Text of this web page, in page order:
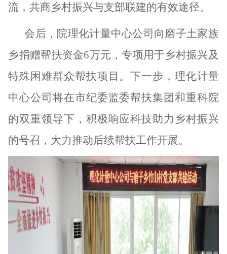
流，共商乡村振兴与支部联建的有效途径。
会后，院理化计量中心公司向磨子土家族
乡捐赠帮扶资金6万元，专项用于乡村振兴及
特殊困难群众帮扶项目。下一步，理化计量
中心公司将在市纪委监委帮扶集团和重科院
的双重领导下，积极响应科技助力乡村振兴
的号召，大力推动后续帮扶工作开展。